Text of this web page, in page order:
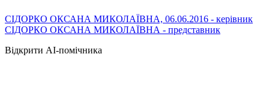
СІДОРКО ОКСАНА МИКОЛАЇВНА, 06.06.2016 - керівник
СІДОРКО ОКСАНА МИКОЛАЇВНА - представник
Відкрити AI-помічника